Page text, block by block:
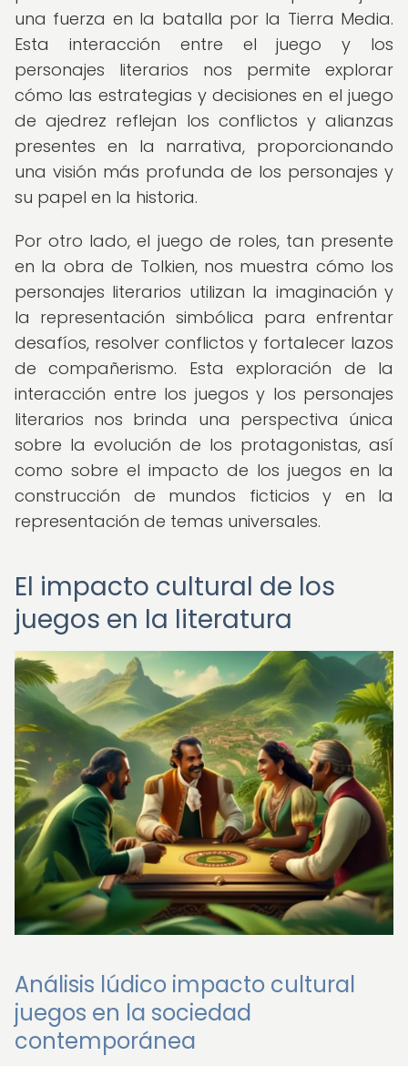
una fuerza en la batalla por la Tierra Media.
Esta interacción entre el juego y los
personajes literarios nos permite explorar
cómo las estrategias y decisiones en el juego
de ajedrez reflejan los conflictos y alianzas
presentes en la narrativa, proporcionando
una visión más profunda de los personajes y
su papel en la historia.
Por otro lado, el juego de roles, tan presente
en la obra de Tolkien, nos muestra cómo los
personajes literarios utilizan la imaginación y
la representación simbólica para enfrentar
desafíos, resolver conflictos y fortalecer lazos
de compañerismo. Esta exploración de la
interacción entre los juegos y los personajes
literarios nos brinda una perspectiva única
sobre la evolución de los protagonistas, así
como sobre el impacto de los juegos en la
construcción de mundos ficticios y en la
representación de temas universales.
El impacto cultural de los
juegos en la literatura
Análisis lúdico impacto cultural
juegos en la sociedad
contemporánea